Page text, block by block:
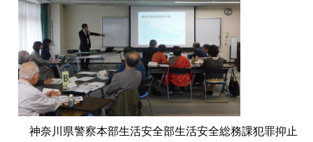
神奈川県警察本部生活安全部生活安全総務課犯罪抑止